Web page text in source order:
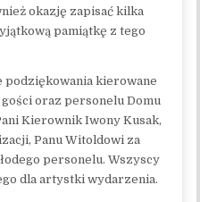
okazję zapisać kilka
pamiątkę z tego
podziękowania kierowane
oraz personelu Domu
Kierownik Iwony Kusak,
Panu Witoldowi za
personelu. Wszyscy
dla artystki wydarzenia.